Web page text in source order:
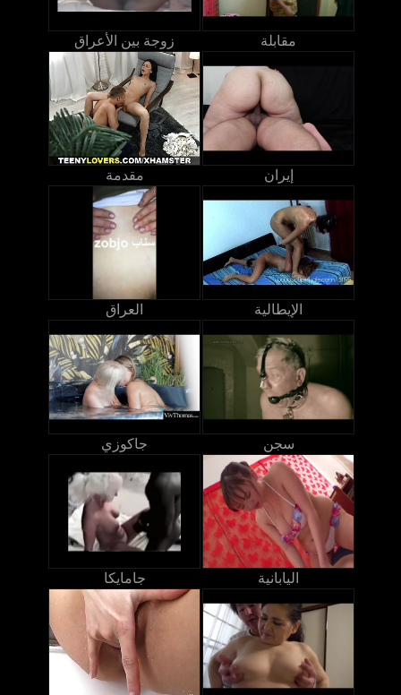
زوجة بين الأعراق مقابلة
مقدمة إيران
العراق الإيطالية
جاكوزي سجن
جامايكا اليابانية